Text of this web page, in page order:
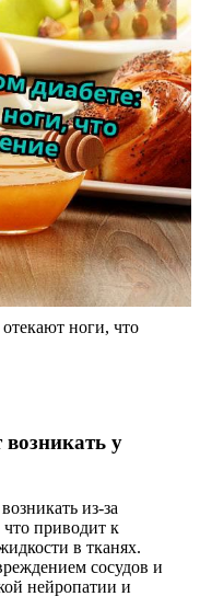
ноги, что
у
из-за
приводит к
в тканях.
сосудов и
нейропатии и